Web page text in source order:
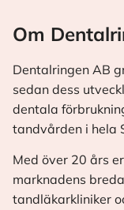
Om
Dentalringen AB
sedan dess
dentala
tandvården i hela
Med över 20 års
marknadens
tandläkarkliniker